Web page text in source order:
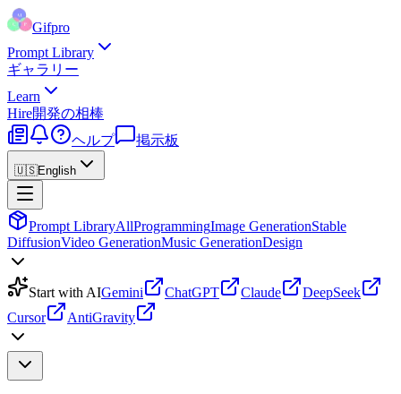
Gifpro
Prompt Library
ギャラリー
Learn
Hire開発の相棒
ヘルプ
掲示板
🇺🇸English
Prompt LibraryAllProgrammingImage GenerationStable
DiffusionVideo GenerationMusic GenerationDesign
Start with AIGemini ChatGPT Claude
DeepSeek
Cursor
AntiGravity